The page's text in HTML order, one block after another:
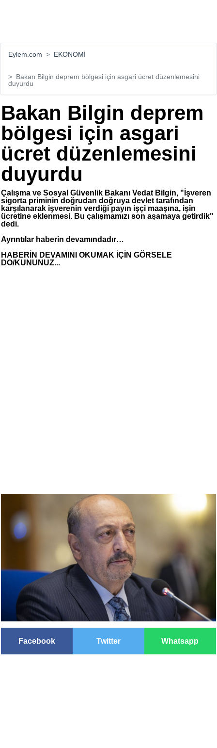
Eylem.com EKONOMİ
Bakan Bilgin deprem bölgesi için asgari ücret düzenlemesini
duyurdu
Bakan Bilgin deprem
bölgesi için asgari
ücret düzenlemesini
duyurdu
Çalışma ve Sosyal Güvenlik Bakanı Vedat Bilgin, "İşveren
sigorta priminin doğrudan doğruya devlet tarafından
karşılanarak işverenin verdiği payın işçi maaşına, işin
ücretine eklenmesi. Bu çalışmamızı son aşamaya getirdik"
dedi.
Ayrıntılar haberin devamındadır…
HABERİN DEVAMINI OKUMAK İÇİN GÖRSELE
DO/KUNUNUZ...
Facebook Twitter Whatsapp